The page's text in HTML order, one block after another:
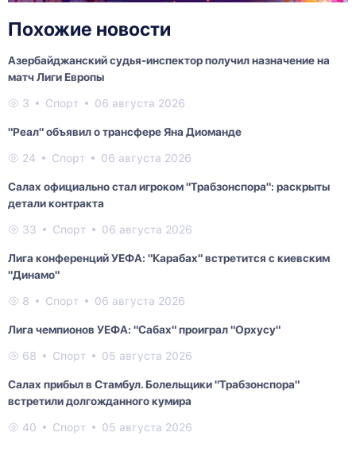
Похожие новости
Азербайджанский судья-инспектор получил назначение на
матч Лиги Европы
3 Спорт 06 августа 2026
"Реал" объявил о трансфере Яна Диоманде
24 Спорт 06 августа 2026
Салах официально стал игроком "Трабзонспора": раскрыты
детали контракта
33 Спорт 06 августа 2026
Лига конференций УЕФА: "Карабах" встретится с киевским
"Динамо"
8 Спорт 06 августа 2026
Лига чемпионов УЕФА: "Сабах" проиграл "Орхусу"
68 Спорт 05 августа 2026
Салах прибыл в Стамбул. Болельщики "Трабзонспора"
встретили долгожданного кумира
40 Спорт 05 августа 2026